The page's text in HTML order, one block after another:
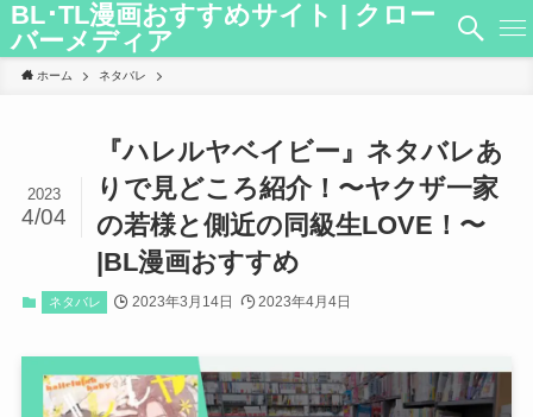
BL･TL漫画おすすめサイト | クロー
バーメディア
ホーム ネタバレ
『ハレルヤベイビー』ネタバレあ
りで見どころ紹介！〜ヤクザ一家
の若様と側近の同級生LOVE！〜
|BL漫画おすすめ
2023
4/04
ネタバレ 2023年3月14日 2023年4月4日